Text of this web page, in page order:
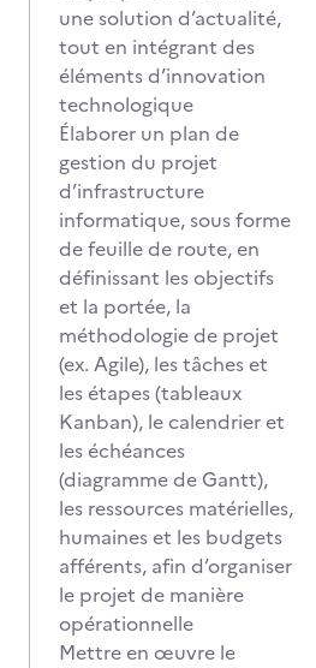
une solution d’actualité,
tout en intégrant des
éléments d’innovation
technologique
Élaborer un plan de
gestion du projet
d’infrastructure
informatique, sous forme
de feuille de route, en
définissant les objectifs
et la portée, la
méthodologie de projet
(ex. Agile), les tâches et
les étapes (tableaux
Kanban), le calendrier et
les échéances
(diagramme de Gantt),
les ressources matérielles,
humaines et les budgets
afférents, afin d’organiser
le projet de manière
opérationnelle
Mettre en œuvre le